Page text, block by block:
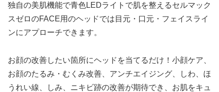
独自の美肌機能で青色LEDライトで肌を整えるセルマック
スゼロのFACE用のヘッドでは目元・口元・フェイスライ
ンにアプローチできます。
お顔の改善したい箇所にヘッドを当てるだけ！小顔ケア、
お顔のたるみ・むくみ改善、アンチエイジング、しわ、ほ
うれい線、しみ、ニキビ跡の改善が期待でき、お肌をキュ